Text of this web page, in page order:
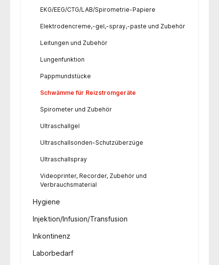
EKG/EEG/CTG/LAB/Spirometrie-Papiere
Elektrodencreme,-gel,-spray,-paste und Zubehör
Leitungen und Zubehör
Lungenfunktion
Pappmundstücke
Schwämme für Reizstromgeräte
Spirometer und Zubehör
Ultraschallgel
Ultraschallsonden-Schutzüberzüge
Ultraschallspray
Videoprinter, Recorder, Zubehör und
Verbrauchsmaterial
Hygiene
Injektion/Infusion/Transfusion
Inkontinenz
Laborbedarf